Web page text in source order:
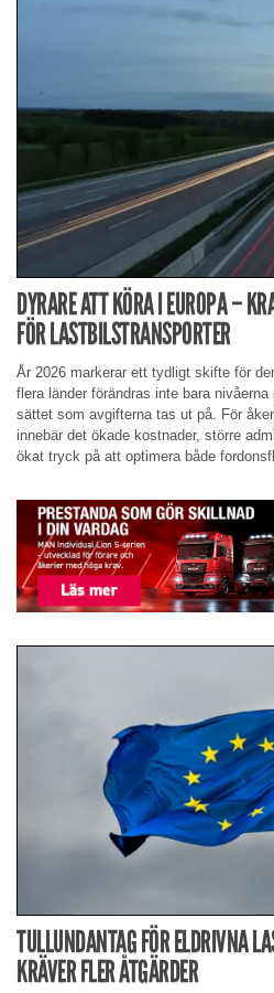
DYRARE ATT KÖRA I EUROPA –
FÖR LASTBILSTRANSPORTER
År 2026 markerar ett tydligt skifte för
flera länder förändras inte bara
sättet som avgifterna tas ut på. För
innebär det ökade kostnader, större
ökat tryck på att optimera både
TULLUNDANTAG FÖR ELDRIVNA
KRÄVER FLER ÅTGÄRDER